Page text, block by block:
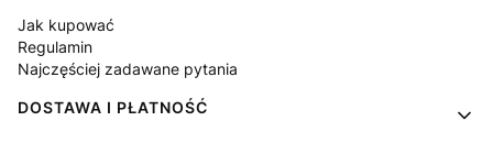
Jak kupować
Regulamin
Najczęściej zadawane pytania
DOSTAWA I PŁATNOŚĆ